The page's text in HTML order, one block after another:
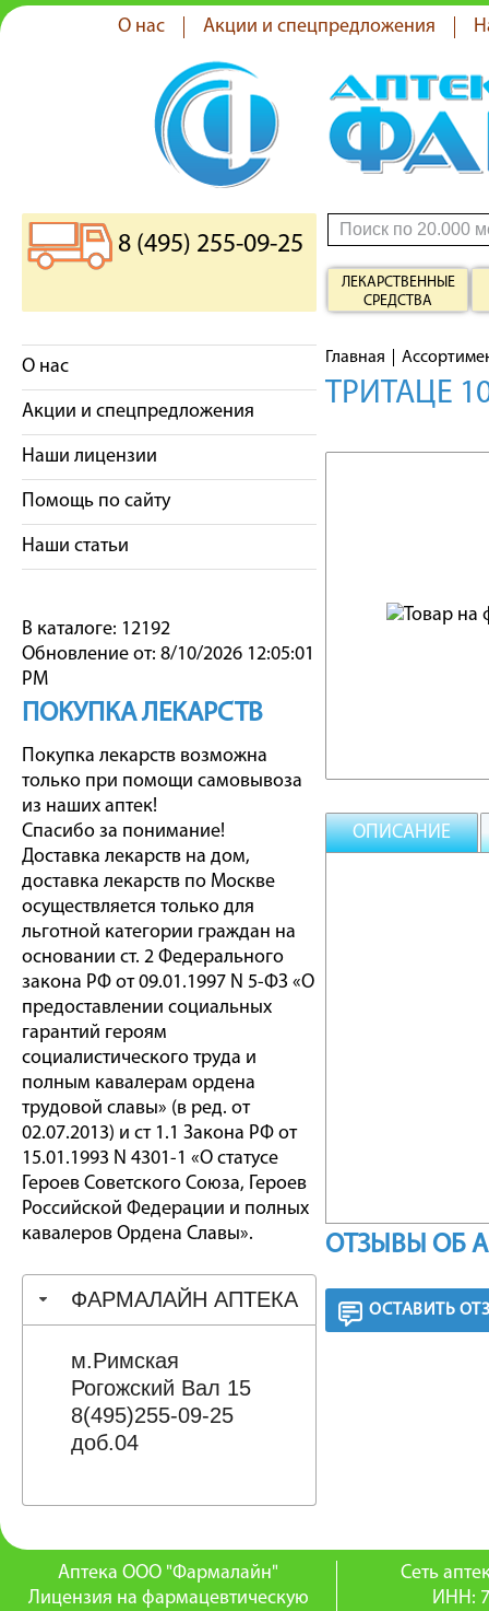
О нас Акции и спецпредложения
8 (495) 255-09-25
ЛЕКАРСТВЕННЫЕ
СРЕДСТВА
О нас
Акции и спецпредложения
Наши лицензии
Помощь по сайту
Наши статьи
В каталоге: 12192
Обновление от: 8/10/2026 12:05:01
PM
ПОКУПКА ЛЕКАРСТВ
Покупка лекарств возможна
только при помощи самовывоза
из наших аптек!
Спасибо за понимание!
Доставка лекарств на дом,
доставка лекарств по Москве
осуществляется только для
льготной категории граждан на
основании ст. 2 Федерального
закона РФ от 09.01.1997 N 5-ФЗ «О
предоставлении социальных
гарантий героям
социалистического труда и
полным кавалерам ордена
трудовой славы» (в ред. от
02.07.2013) и ст 1.1 Закона РФ от
15.01.1993 N 4301-1 «О статусе
Героев Советского Союза, Героев
Российской Федерации и полных
кавалеров Ордена Славы».
ФАРМАЛАЙН АПТЕКА
м.Римская
Рогожский Вал 15
8(495)255-09-25
доб.04
Главная
ТРИТАЦЕ
ОПИСАНИЕ
ОТЗЫВЫ ОБ
ОСТАВИТЬ
Аптека ООО "Фармалайн"
Лицензия на фармацевтическую
Сеть
ИНН: